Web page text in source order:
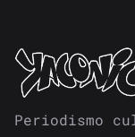
Periodismo